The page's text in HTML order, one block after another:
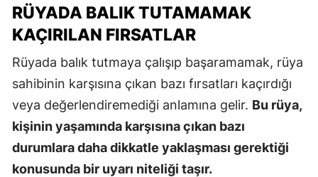
RÜYADA BALIK TUTAMAMAK
KAÇIRILAN FIRSATLAR
Rüyada balık tutmaya çalışıp başaramamak, rüya
sahibinin karşısına çıkan bazı fırsatları kaçırdığı
veya değerlendiremediği anlamına gelir. Bu rüya,
kişinin yaşamında karşısına çıkan bazı
durumlara daha dikkatle yaklaşması gerektiği
konusunda bir uyarı niteliği taşır.